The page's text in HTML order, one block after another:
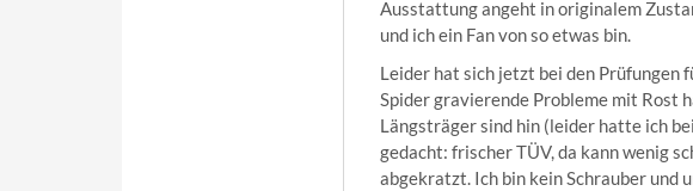
Ausstattung angeht in originalem
und ich ein Fan von so etwas bin.
Leider hat sich jetzt bei den Prüfungen
Spider gravierende Probleme mit Rost
Längsträger sind hin (leider hatte ich
gedacht: frischer TÜV, da kann wenig
abgekratzt. Ich bin kein Schrauber und